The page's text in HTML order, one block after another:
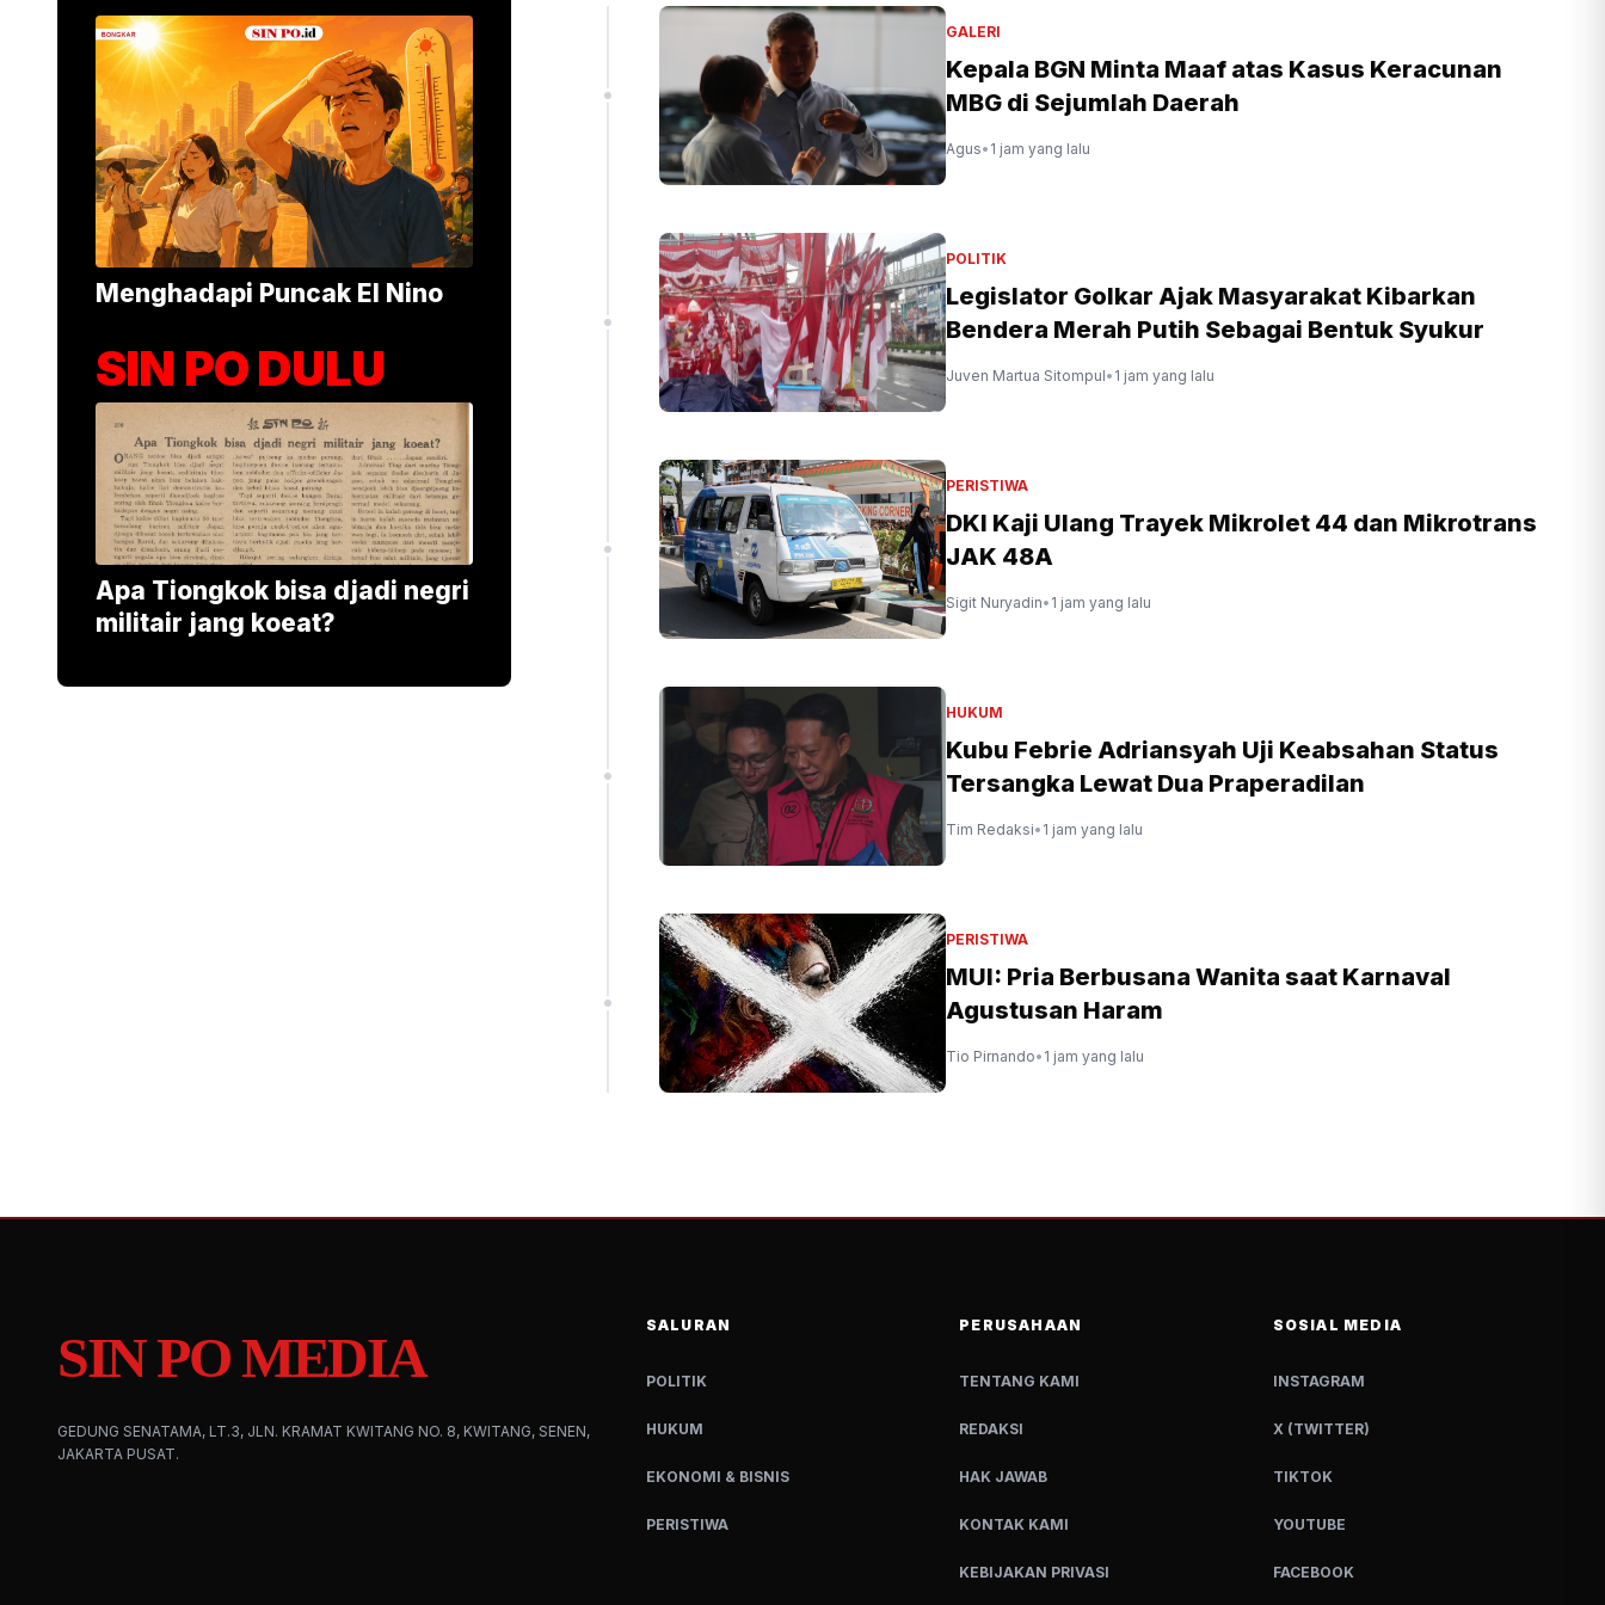
Alumina Rp2,2 Triliun
1 menit yang lalu• Foto: Suasana peninjauan ekspor Alumina (Sinpo.id/tim media)
GALERI
Kepala BGN Minta Maaf atas Kasus Keracunan
MBG di Sejumlah Daerah
Agus• 1 jam yang lalu
POLITIK
Legislator Golkar Ajak Masyarakat Kibarkan
Bendera Merah Putih Sebagai Bentuk Syukur
Juven Martua Sitompul• 1 jam yang lalu
PERISTIWA
DKI Kaji Ulang Trayek Mikrolet 44 dan Mikrotrans
JAK 48A
Sigit Nuryadin• 1 jam yang lalu
HUKUM
Kubu Febrie Adriansyah Uji Keabsahan Status
Tersangka Lewat Dua Praperadilan
Tim Redaksi• 1 jam yang lalu
PERISTIWA
MUI: Pria Berbusana Wanita saat Karnaval
Agustusan Haram
Tio Pirnando• 1 jam yang lalu
Menghadapi Puncak El Nino
SIN PO DULU
Apa Tiongkok bisa djadi negri
militair jang koeat?
SIN PO MEDIA
GEDUNG SENATAMA, LT.3, JLN. KRAMAT KWITANG NO. 8, KWITANG, SENEN,
JAKARTA PUSAT.
SALURAN
POLITIK
HUKUM
EKONOMI & BISNIS
PERISTIWA
PERUSAHAAN
TENTANG KAMI
REDAKSI
HAK JAWAB
KONTAK KAMI
KEBIJAKAN PRIVASI
SOSIAL MEDIA
INSTAGRAM
X (TWITTER)
TIKTOK
YOUTUBE
FACEBOOK